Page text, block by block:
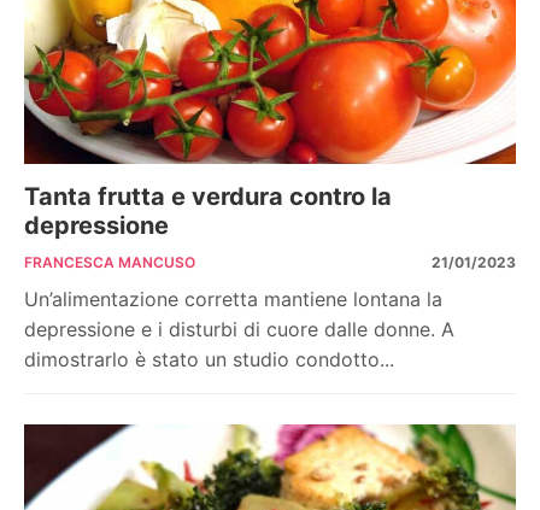
Tanta frutta e verdura contro la
depressione
FRANCESCA MANCUSO 21/01/2023
Un’alimentazione corretta mantiene lontana la
depressione e i disturbi di cuore dalle donne. A
dimostrarlo è stato un studio condotto...